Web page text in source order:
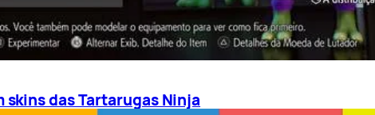
das Tartarugas Ninja